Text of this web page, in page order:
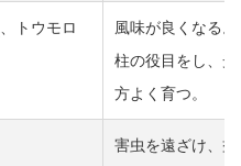
、トウモロ
風味が良くなる
柱の役目をし、
方よく育つ。
害虫を遠ざけ、